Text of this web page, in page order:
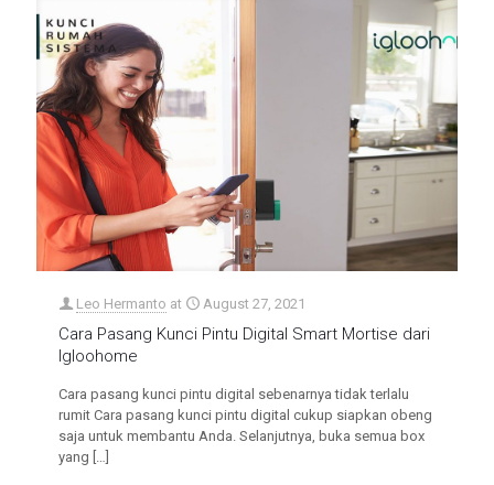
Leo Hermanto at August 27, 2021
Cara Pasang Kunci Pintu Digital Smart Mortise dari
Igloohome
Cara pasang kunci pintu digital sebenarnya tidak terlalu
rumit Cara pasang kunci pintu digital cukup siapkan obeng
saja untuk membantu Anda. Selanjutnya, buka semua box
yang […]